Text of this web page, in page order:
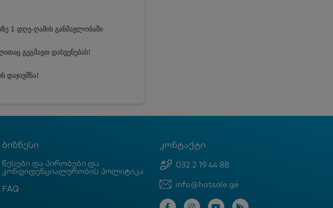
1 დღე-ღამის განმავლობაში
გეგმავთ დასვენებას!
დაჯავშნა!
ბიზნესი
წესები და პირობები და
კონფიდენციალურობის პოლიტიკა
FAQ
კონტაქტი
032 2 19 44 88
info@hotsale.ge